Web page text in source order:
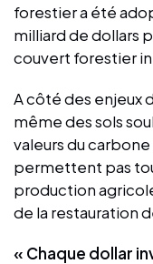
forestier a été
milliard de dollars
couvert forestier
A côté des enjeux
même des sols
valeurs du
permettent pas
production
de la restauration
« Chaque dollar